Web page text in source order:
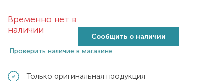
Временно нет в
наличии
Сообщить о наличии
Проверить наличие в магазине
Только оригинальная продукция